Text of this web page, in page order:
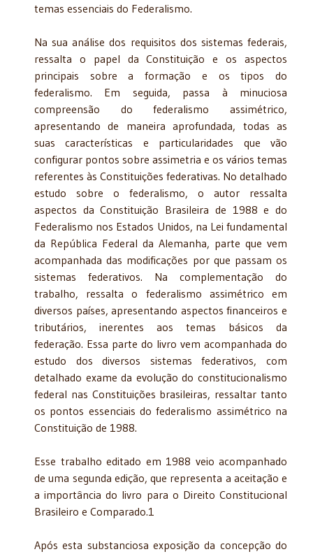
temas essenciais do Federalismo.
Na sua análise dos requisitos dos sistemas federais,
ressalta o papel da Constituição e os aspectos
principais sobre a formação e os tipos do
federalismo. Em seguida, passa à mi­nuciosa
compreensão do federalismo assimétrico,
apresentando de maneira aprofundada, todas as
suas características e particularidades que vão
configurar pontos sobre assimetria e os vários temas
referentes às Constituições federativas. No detalhado
estudo sobre o federa­lismo, o autor ressalta
aspectos da Constituição Brasileira de 1988 e do
Federalismo nos Estados Unidos, na Lei fundamental
da República Federal da Alemanha, parte que vem
acompanhada das modificações por que passam os
sistemas federativos. Na complementação do
trabalho, ressalta o federalismo assimétrico em
diversos países, apresentando aspec­tos financeiros e
tributários, inerentes aos temas básicos da
federação. Essa parte do livro vem acompanhada do
estudo dos diversos sistemas federativos, com
detalhado exame da evolução do constitucionalismo
federal nas Constituições brasileiras, ressaltar tanto
os pon­tos essenciais do federalismo assimétrico na
Constituição de 1988.
Esse trabalho editado em 1988 veio acompanhado
de uma segunda edição, que represen­ta a aceitação e
a importância do livro para o Direito Constitucional
Brasileiro e Comparado.1
Após esta substanciosa exposição da concepção do